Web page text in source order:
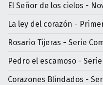
El Señor de los cielos -
La ley del corazón -
Rosario Tijeras - Serie
Pedro el escamoso -
Corazones Blindados -